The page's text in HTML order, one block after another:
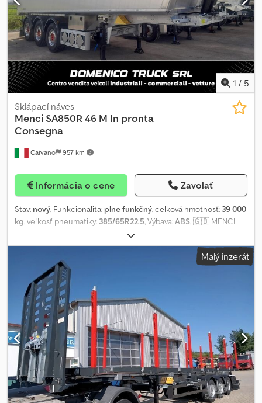
KOTOUČOVÉ BRZDY; PNEUMATICKÉ ODPRUŽENÍ; ZVEDACÍ PRVNÍ
NÁPRAVA; ŘÍDITELNÁ TŘETÍ NÁPRAVA; OBJEM KORBY: 53 M³; EBS;
ELEKTRICKÁ PLACHTA (AUTOMATICKÉ ZAKRÝVÁNÍ/ODKRÝVÁNÍ);
OPĚRNÉ NOHY JOST.
1 / 5
Caivano 957 km
Sklápací náves
Menci SA850R 46 M In pronta
Consegna
Informácia o cene Zavolať
Stav: nový, Funkcionalita: plne funkčný, celková hmotnosť: 39 000
kg, veľkosť pneumatiky: 385/65R22.5, Výbava:ABS, 🇬🇧 MENCI
SEMI-TRAILER WITH “SQUARE” TIPPER BODY - SA850R Volume:
45.4 m³ Dimensions: 9,200 mm (length) x 2,000 mm (height) Floor: 6
mm Rear floor: 8 mm Unladen weight: 6,650 kg Gross Vehicle
Weight: 39,000 kg Description – Version and Accessories - 3rd
SAF STEERING AXLE WITH DISC BRAKE Ø 430 (ET120) 2/2 - 1st
LIFTING AXLE WITH AUTOMATIC LIFT - CRAMARO ELECTRIC
TARPAULIN, TYPE C (2023), HERMETIC WITH COVER - STAINLESS
STEEL TOOLBOX 90x50x50 cm - TOOLBOX 90x50x25 cm -
COMPLETE ADR KIT + CLASS A & R PLATES - PRESSURE GAUGE -
ELECTRIC MOTOR VIBRATOR WITH REMOTE CONTROL FOR BODY
- PROMETEON TYRES 385/65 R 22.5 - STEEL RIMS 385/65 R 22.5
OFFSET 0/120 - REMOTE CONTROL FOR CRAMARO TARPAULIN -
ADDITIONAL REAR LED SPOTLIGHT - HUB PAINTING - FULL LED
REAR LIGHTING - TPMS (Tyre Pressure Monitoring System) - Hub
Malý inzerát